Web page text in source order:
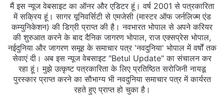
मैं इस न्यूज वेबसाइट का ऑनर और एडिटर हूं। वर्ष 2001 से पत्रकारिता
में सक्रिय हूं। सागर यूनिवर्सिटी से एमजेसी (मास्टर ऑफ जर्नलिज्म एंड
कम्युनिकेशन) की डिग्री प्राप्त की है। नवभारत भोपाल से अपने करियर
की शुरुआत करने के बाद दैनिक जागरण भोपाल, राज एक्सप्रेस भोपाल,
नईदुनिया और जागरण समूह के समाचार पत्र 'नवदुनिया' भोपाल में वर्षों तक
सेवाएं दी। अब इस न्यूज वेबसाइट "Betul Update" का संचालन कर
रहा हूं। मुझे उत्कृष्ट पत्रकारिता के लिए प्रतिष्ठित सरोजिनी नायडू
पुरस्कार प्राप्त करने का सौभाग्य भी नवदुनिया समाचार पत्र में कार्यरत
रहते हुए प्राप्त हो चुका है।